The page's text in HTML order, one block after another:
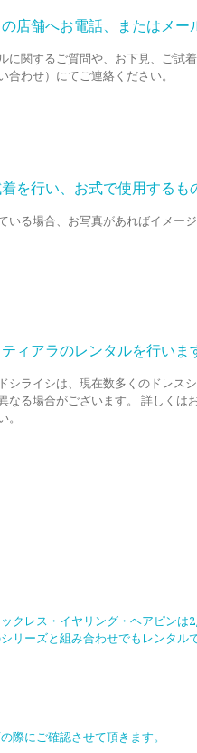
店舗へお電話、またはメー
に関するご質問や、お下見、ご試
合わせ）にてご連絡ください。
を行い、お式で使用するも
いる場合、お写真があればイメージ
ィアラのレンタルを行いま
シライシは、現在数多くのドレス
なる場合がございます。 詳しくは
クレス・イヤリング・ヘアピンは
リーズと組み合わせでもレンタル
際にご確認させて頂きます。